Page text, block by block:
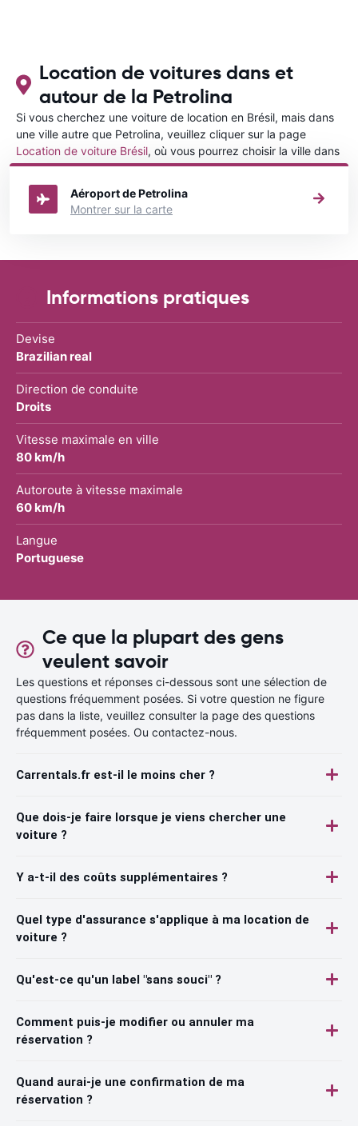
Location de voitures dans et
autour de la Petrolina
Si vous cherchez une voiture de location en Brésil, mais dans
une ville autre que Petrolina, veuillez cliquer sur la page
Location de voiture Brésil, où vous pourrez choisir la ville dans
le Brésil où vous souhaitez louer une voiture.
Aéroport de Petrolina
Montrer sur la carte
Informations pratiques
Devise
Brazilian real
Direction de conduite
Droits
Vitesse maximale en ville
80 km/h
Autoroute à vitesse maximale
60 km/h
Langue
Portuguese
Ce que la plupart des gens
veulent savoir
Les questions et réponses ci-dessous sont une sélection de
questions fréquemment posées. Si votre question ne figure
pas dans la liste, veuillez consulter la page des questions
fréquemment posées. Ou contactez-nous.
Carrentals.fr est-il le moins cher ?
Que dois-je faire lorsque je viens chercher une
voiture ?
Y a-t-il des coûts supplémentaires ?
Quel type d'assurance s'applique à ma location de
voiture ?
Qu'est-ce qu'un label "sans souci" ?
Comment puis-je modifier ou annuler ma
réservation ?
Quand aurai-je une confirmation de ma
réservation ?